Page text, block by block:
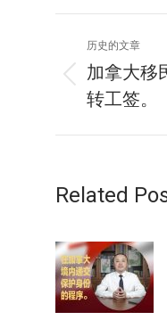
章
历史的文章
历
史
加拿大移
转工签。
Related